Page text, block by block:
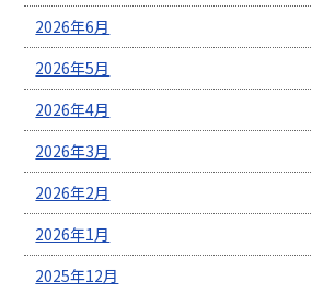
2026年6月
2026年5月
2026年4月
2026年3月
2026年2月
2026年1月
2025年12月